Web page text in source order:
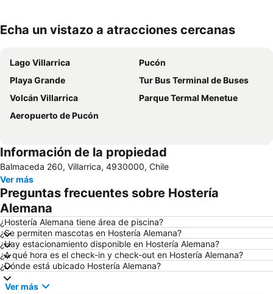
Echa un vistazo a atracciones cercanas
Lago Villarrica
Pucón
Playa Grande
Tur Bus Terminal de Buses
Volcán Villarrica
Parque Termal Menetue
Aeropuerto de Pucón
Información de la propiedad
Balmaceda 260, Villarrica, 4930000, Chile
Ver más
Preguntas frecuentes sobre Hostería
Alemana
¿Hostería Alemana tiene área de piscina?
¿Se permiten mascotas en Hostería Alemana?
¿Hay estacionamiento disponible en Hostería Alemana?
¿A qué hora es el check-in y check-out en Hostería Alemana?
¿Dónde está ubicado Hostería Alemana?
Ver más